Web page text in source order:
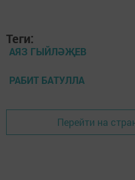
Теги:
АЯЗ ГЫЙЛӘҖЕВ
РАБИТ БАТУЛЛА
Перейти на